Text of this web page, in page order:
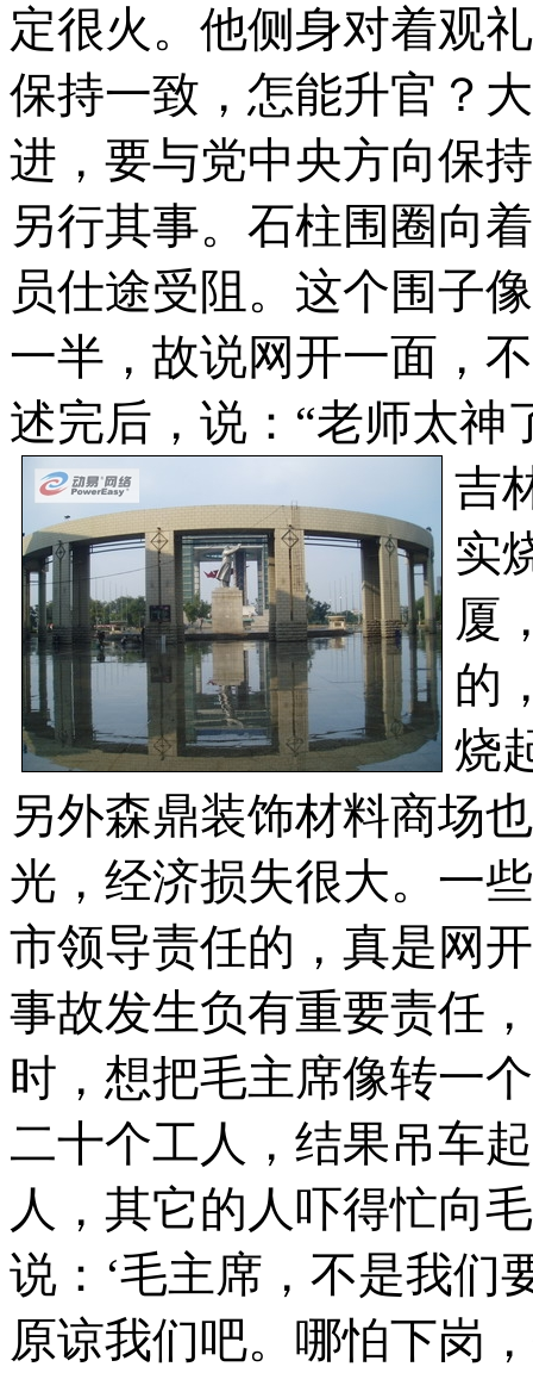
定很火。他侧身对着观
保持一致，怎能升官？
进，要与党中央方向保
另行其事。石柱围圈向
员仕途受阻。这个围子
一半，故说网开一面，
述完后，说：“老师太神
吉
实
厦
的
烧
另外森鼎装饰材料商场
光，经济损失很大。一
市领导责任的，真是网
事故发生负有重要责任
时，想把毛主席像转一
二十个工人，结果吊车
人，其它的人吓得忙向
说：‘毛主席，不是我们
原谅我们吧。哪怕下岗